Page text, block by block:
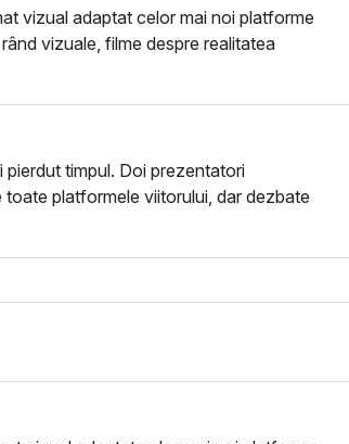
vizual adaptat celor mai noi platforme
vizuale, filme despre realitatea
timpul. Doi prezentatori
platformele viitorului, dar dezbate